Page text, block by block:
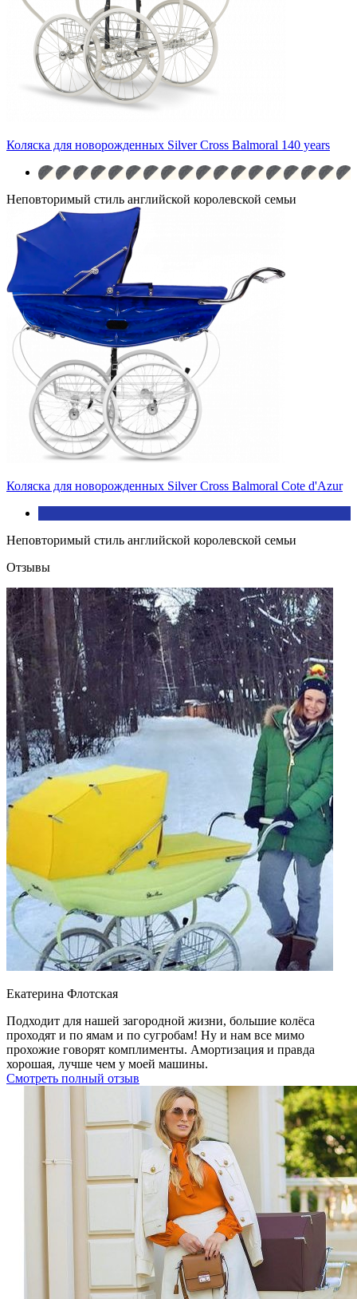
Коляска для новорожденных Silver Cross Balmoral 140 years
Неповторимый стиль английской королевской семьи
Коляска для новорожденных Silver Cross Balmoral Cote d'Azur
Неповторимый стиль английской королевской семьи
Отзывы
Екатерина Флотская
Подходит для нашей загородной жизни, большие колёса
проходят и по ямам и по сугробам! Ну и нам все мимо
прохожие говорят комплименты. Амортизация и правда
хорошая, лучше чем у моей машины.
Смотреть полный отзыв